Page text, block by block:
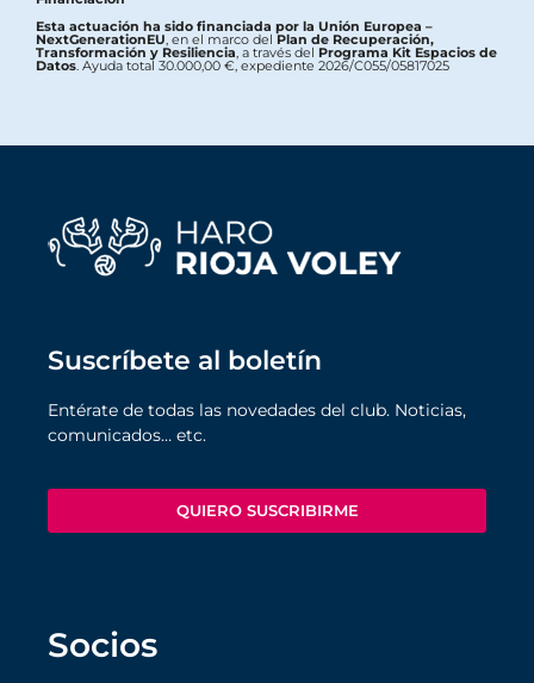
Esta actuación ha sido financiada por la Unión Europea –
NextGenerationEU , en el marco delPlan de Recuperación,
Transformación y Resiliencia , a través del Programa Kit Espacios de
Datos . Ayuda total 30.000,00 €, expediente 2026/C055/05817025
Suscríbete al boletín
Entérate de todas las novedades del club. Noticias,
comunicados… etc.
QUIERO SUSCRIBIRME
Socios